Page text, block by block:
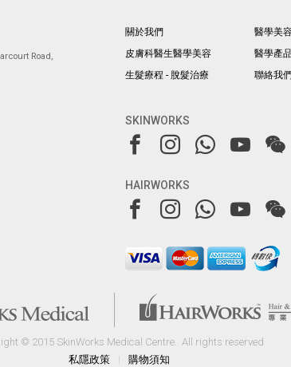
Road,
關於我們
皮膚科醫生醫學美容
生髮療程 - 脫髮治療
醫學美
醫學產
聯絡我
SKINWORKS
HAIRWORKS
© 2015 SkinWorks Medical Centre.
All rights reserved
私隱政策
購物須知